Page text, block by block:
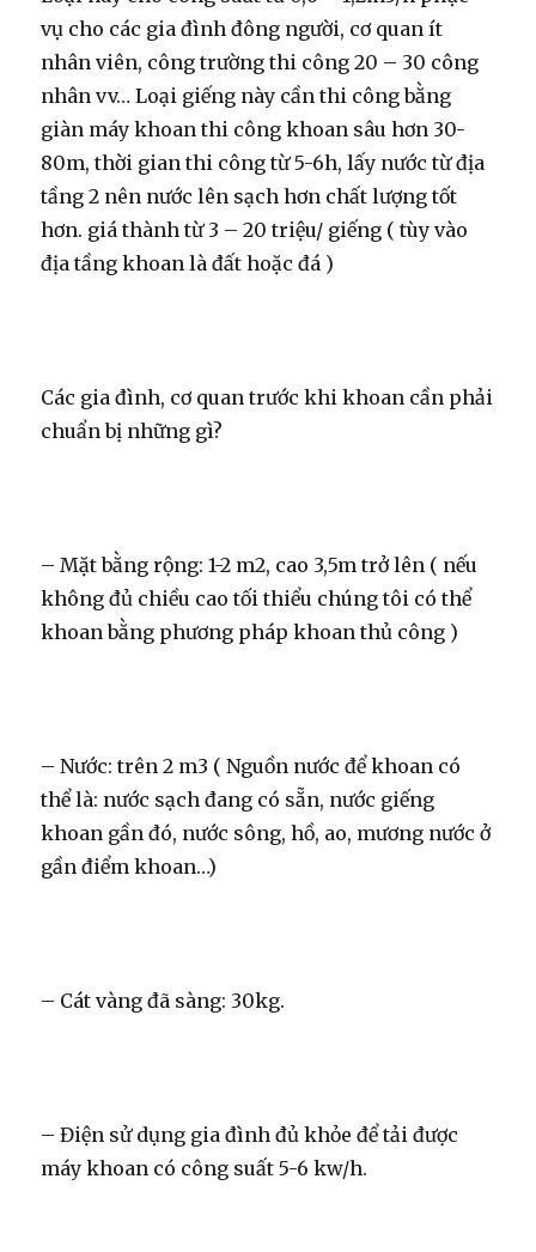
vụ cho các gia đình đông người, cơ quan ít
nhân viên, công trường thi công 20 – 30 công
nhân vv… Loại giếng này cần thi công bằng
giàn máy khoan thi công khoan sâu hơn 30-
80m, thời gian thi công từ 5-6h, lấy nước từ địa
tầng 2 nên nước lên sạch hơn chất lượng tốt
hơn. giá thành từ 3 – 20 triệu/ giếng ( tùy vào
địa tầng khoan là đất hoặc đá )
Các gia đình, cơ quan trước khi khoan cần phải
chuẩn bị những gì?
– Mặt bằng rộng: 1-2 m2, cao 3,5m trở lên ( nếu
không đủ chiều cao tối thiểu chúng tôi có thể
khoan bằng phương pháp khoan thủ công )
– Nước: trên 2 m3 ( Nguồn nước để khoan có
thể là: nước sạch đang có sẵn, nước giếng
khoan gần đó, nước sông, hồ, ao, mương nước ở
gần điểm khoan…)
– Cát vàng đã sàng: 30kg.
– Điện sử dụng gia đình đủ khỏe để tải được
máy khoan có công suất 5-6 kw/h.